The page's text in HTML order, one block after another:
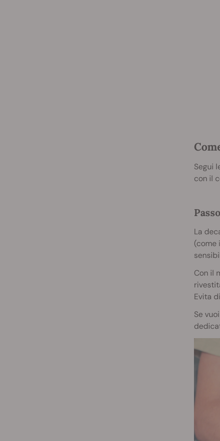
Segui
con il
La
(come
Con il
Evita
Se